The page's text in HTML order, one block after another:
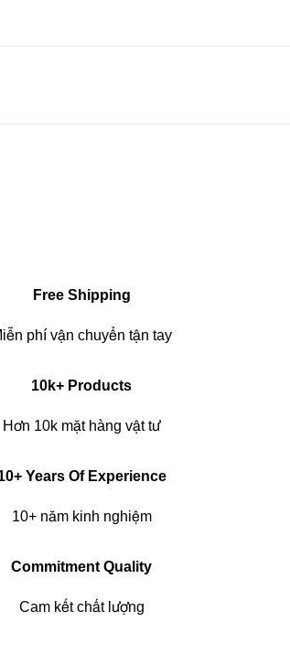
Free Shipping
phí vận chuyển tận tay
10k+ Products
Hơn 10k mặt hàng vật tư
Years Of Experience
10+ năm kinh nghiệm
Commitment Quality
Cam kết chất lượng